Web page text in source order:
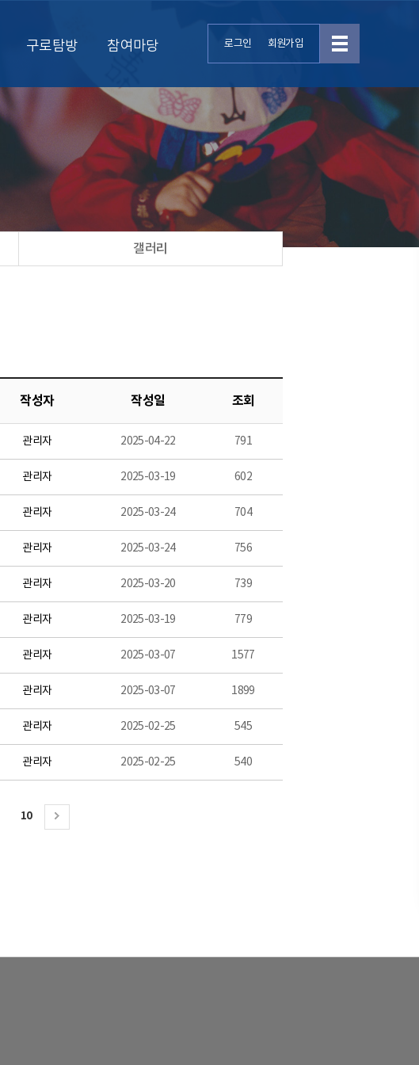
로그인 회원가입
구로탐방 참여마당
갤러리
작성자 작성일 조회
관리자 2025-04-22 791
관리자 2025-03-19 602
관리자 2025-03-24 704
관리자 2025-03-24 756
관리자 2025-03-20 739
관리자 2025-03-19 779
관리자 2025-03-07 1577
관리자 2025-03-07 1899
관리자 2025-02-25 545
관리자 2025-02-25 540
10